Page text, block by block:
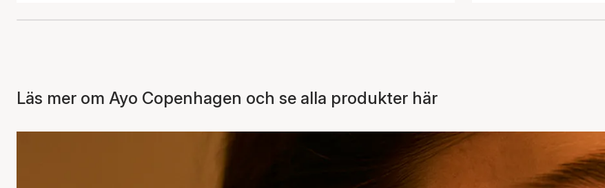
Läs mer om Ayo Copenhagen och se alla produkter här